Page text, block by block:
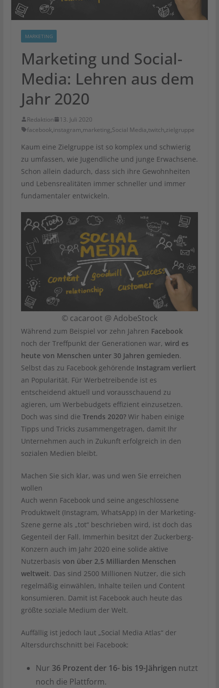
MARKETING
Marketing und Social-
Media: Lehren aus dem
Jahr 2020
Redaktion
13. Juli 2020
facebook,instagram,marketing,Social Media,twitch,zielgruppe
Kaum eine Zielgruppe ist so komplex und schwierig
zu umfassen, wie Jugendliche und junge Erwachsene.
Schon allein dadurch, dass sich ihre Gewohnheiten
und Lebensrealitäten immer schneller und immer
fundamentaler entwickeln.
© cacaroot @ AdobeStock
Während zum Beispiel vor zehn Jahren Facebook
noch der Treffpunkt der Generationen war, wird es
heute von Menschen unter 30 Jahren gemieden.
Selbst das zu Facebook gehörende Instagram verliert
an Popularität. Für Werbetreibende ist es
entscheidend aktuell und vorausschauend zu
agieren, um Werbebudgets effizient einzusetzen.
Doch was sind die Trends 2020?Wir haben einige
Tipps und Tricks zusammengetragen, damit Ihr
Unternehmen auch in Zukunft erfolgreich in den
sozialen Medien bleibt.
Machen Sie sich klar, was und wen Sie erreichen
wollen
Auch wenn Facebook und seine angeschlossene
Produktwelt (Instagram, WhatsApp) in der Marketing-
Szene gerne als „tot“ beschrieben wird, ist doch das
Gegenteil der Fall. Immerhin besitzt der Zuckerberg-
Konzern auch im Jahr 2020 eine solide aktive
Nutzerbasis von über 2,5 Milliarden Menschen
weltweit. Das sind 2500 Millionen Nutzer, die sich
regelmäßig einwählen, Inhalte teilen und Content
konsumieren. Damit ist Facebook auch heute das
größte soziale Medium der Welt.
Auffällig ist jedoch laut „Social Media Atlas“ der
Altersdurchschnitt bei Facebook:
Nur 36 Prozent der 16- bis 19-Jährigen nutzt
noch die Plattform.